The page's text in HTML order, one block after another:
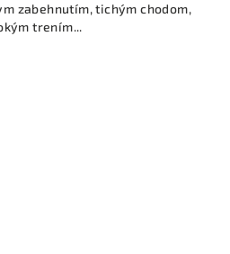
zabehnutím, tichým chodom,
trením...